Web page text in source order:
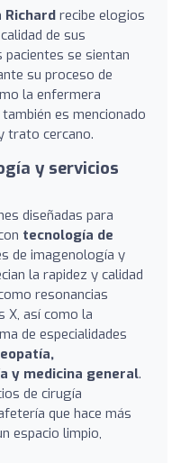
Richardrecibe elogios
de sus
se sientan
su proceso de
la enfermera
es mencionado
trato cercano.
y servicios
diseñadas para
tecnología de
de imagenología y
la rapidez y calidad
resonancias
X, así como la
de especialidades
y medicina general.
de cirugía
que hace más
espacio limpio,